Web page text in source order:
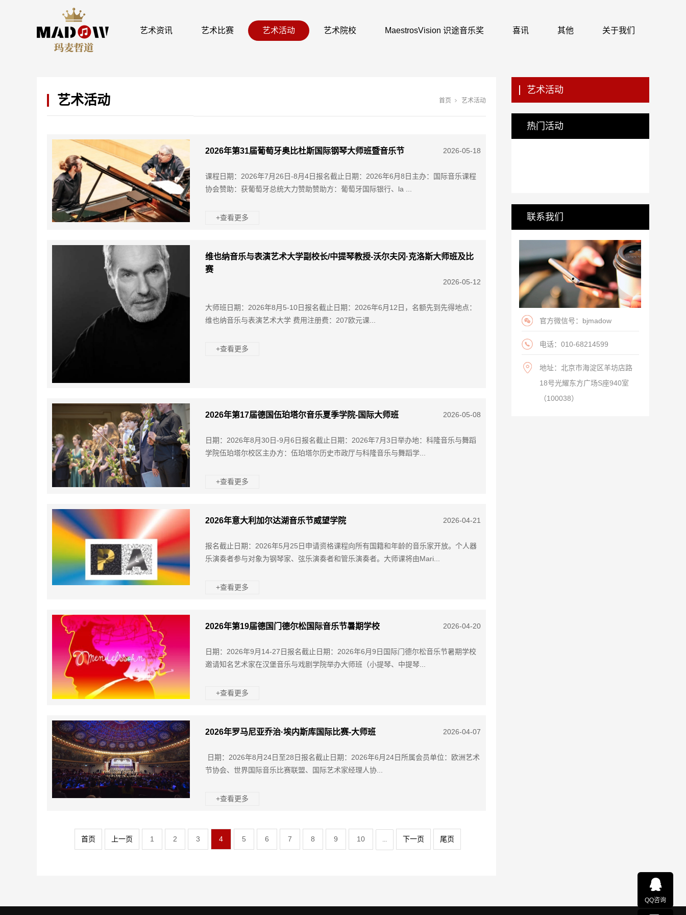
艺术资讯 艺术比赛 艺术活动 艺术院校 MaestrosVision 识途音乐奖 喜讯 其他 关于我们
艺术活动 首页 艺术活动
2026年第31届葡萄牙奥比杜斯国际钢琴大师班暨音乐节 2026-05-18
课程日期：2026年7月26日-8月4日报名截止日期：2026年6月8日主办：国际音乐课程
协会赞助：获葡萄牙总统大力赞助赞助方：葡萄牙国际银行、la ...
+查看更多
维也纳音乐与表演艺术大学副校长/中提琴教授-沃尔夫冈·克洛斯大师班及比
赛
2026-05-12
大师班日期：2026年8月5-10日报名截止日期：2026年6月12日，名额先到先得地点：
维也纳音乐与表演艺术大学 费用注册费：207欧元课...
+查看更多
2026年第17届德国伍珀塔尔音乐夏季学院-国际大师班 2026-05-08
日期：2026年8月30日-9月6日报名截止日期：2026年7月3日举办地：科隆音乐与舞蹈
学院伍珀塔尔校区主办方：伍珀塔尔历史市政厅与科隆音乐与舞蹈学...
+查看更多
2026年意大利加尔达湖音乐节威望学院 2026-04-21
报名截止日期：2026年5月25日申请资格课程向所有国籍和年龄的音乐家开放。个人器
乐演奏者参与对象为钢琴家、弦乐演奏者和管乐演奏者。大师课将由Mari...
+查看更多
2026年第19届德国门德尔松国际音乐节暑期学校 2026-04-20
日期：2026年9月14-27日报名截止日期：2026年6月9日国际门德尔松音乐节暑期学校
邀请知名艺术家在汉堡音乐与戏剧学院举办大师班（小提琴、中提琴...
+查看更多
2026年罗马尼亚乔治·埃内斯库国际比赛-大师班 2026-04-07
日期：2026年8月24日至28日报名截止日期：2026年6月24日所属会员单位：欧洲艺术
节协会、世界国际音乐比赛联盟、国际艺术家经理人协...
+查看更多
首页 上一页 1 2 3 4 5 6 7 8 9 10 ... 下一页 尾页
艺术活动
热门活动
联系我们
官方微信号：bjmadow
电话：010-68214599
地址：北京市海淀区羊坊店路
18号光耀东方广场S座940室
（100038）
QQ咨询